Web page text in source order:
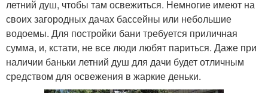
летний душ, чтобы там освежиться. Немногие имеют на
своих загородных дачах бассейны или небольшие
водоемы. Для постройки бани требуется приличная
сумма, и, кстати, не все люди любят париться. Даже при
наличии баньки летний душ для дачи будет отличным
средством для освежения в жаркие деньки.